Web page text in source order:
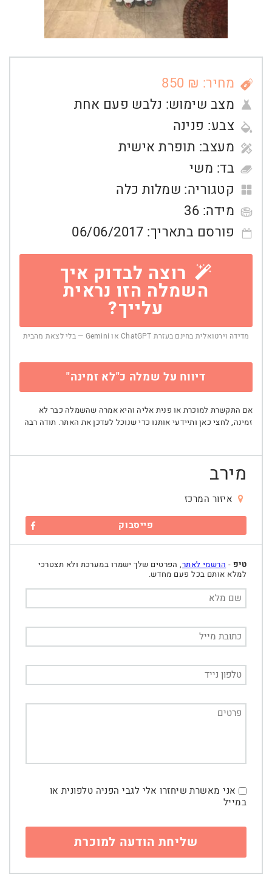
מחיר: ₪ 850
מצב שימוש: נלבש פעם אחת
צבע: פנינה
מעצב: תופרת אישית
בד: משי
קטגוריה: שמלות כלה
מידה: 36
פורסם בתאריך: 06/06/2017
רוצה לבדוק איך
השמלה הזו נראית
עלייך?
מדידה וירטואלית בחינם בעזרת ChatGPT או Gemini — בלי לצאת מהבית
דיווח על שמלה כ"לא זמינה"
אם התקשרת למוכרת או פנית אליה והיא אמרה שהשמלה כבר לא
זמינה, לחצי כאן ותיידעי אותנו כדי שנוכל לעדכן את האתר. תודה רבה
מירב
איזור המרכז
פייסבוק
טיפ - הרשמי לאתר, הפרטים שלך ישמרו במערכת ולא תצטרכי
למלא אותם בכל פעם מחדש.
אני מאשרת שיחזרו אלי לגבי הפניה טלפונית או
במייל